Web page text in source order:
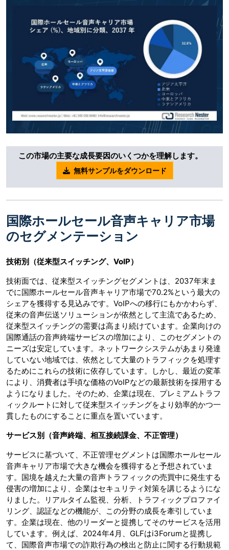
この市場の主要な成長要因のいくつかを理解します。
無料サンプルをダウンロード
国際ホールセール音声キャリア市場
のセグメンテーション
技術別（従来型スイッチング、 VoIP）
技術面では、従来型スイッチングセグメントは、2037年末ま
でに国際ホールセール音声キャリア市場で70.2%という最大の
シェアを獲得する見込みです。VoIPへの移行にもかかわらず、
従来の音声伝送ソリューションが依然として主流であるため、
従来型スイッチングの需要は高まり続けています。企業向けの
国際通話の音声終端サービスの増加により、このセグメントの
ニーズは安定しています。ネットワークシステムがあまり発達
していない地域では、依然として大量のトラフィックを処理す
るためにこれらの技術に依存しています。しかし、最近の変革
により、消費者は手頃な価格のVoIPなどの最新技術を採用する
ようになりました。そのため、企業は現在、プレミアムトラフ
ィックルートに対して従来型スイッチングをより効率的かつ一
貫したものにすることに重点を置いています。
サービス別（音声終端、相互接続課金、不正管理）
サービスに基づいて、不正管理セグメントは国際ホールセール
音声キャリア市場で大きな機会を獲得すると予想されていま
す。国境を越えた大量の音声トラフィックの売買中に発生する
侵害の増加により、企業はセキュリティ対策を講じるようにな
りました。リアルタイム監視、分析、トラフィックプロファイ
リング、認証などの機能が、この分野の成長を牽引していま
す。企業は現在、他のリーダーと提携してそのサービスを活用
しています。例えば、2024年4月、GLFはi3Forumと提携し
て、国際音声市場での詐欺行為の検出と防止に関する行動規範